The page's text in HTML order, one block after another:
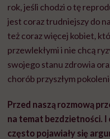
rok, jeśli chodzi o tę
jest coraz trudniejszy do
też coraz więcej kobiet,
przewlekłymi i nie chcą
swojego stanu zdrowia
chorób przyszłym
Przed naszą rozmową
na temat bezdzietności.
często pojawiały się